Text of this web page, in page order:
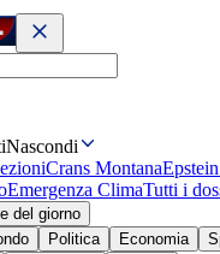
Nascondi
Crans Montana
Emergenza ClimaTutti i
del giorno
Politica Economia